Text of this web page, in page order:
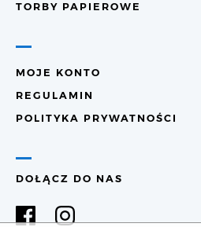
TORBY PAPIEROWE
MOJE KONTO
REGULAMIN
POLITYKA PRYWATNOŚCI
DOŁĄCZ DO NAS